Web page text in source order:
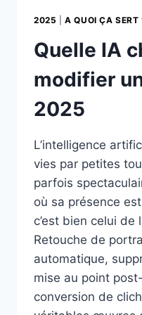
2025 |A QUOI ÇA SERT
Quelle IA
modifier
2025
L’intelligence
vies par petites
parfois
où sa présence
c’est bien celui de
Retouche de
automatique,
mise au point
conversion de